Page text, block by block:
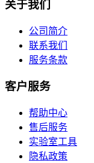
关于我们
公司简介
联系我们
服务条款
客户服务
帮助中心
售后服务
实验室工具
隐私政策